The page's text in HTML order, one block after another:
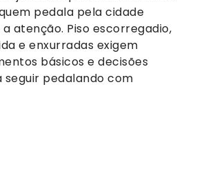
pedala pela cidade
atenção. Piso escorregadio,
e enxurradas exigem
básicos e decisões
pedalando com